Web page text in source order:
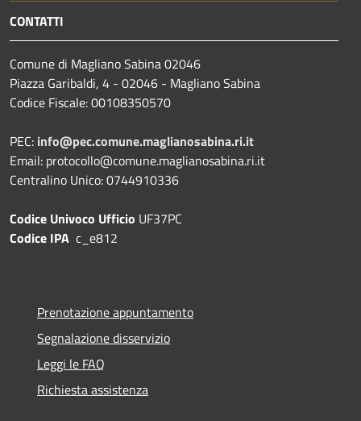
CONTATTI
Comune di Magliano Sabina 02046
Piazza Garibaldi, 4 - 02046 - Magliano Sabina
Codice Fiscale: 00108350570
PEC: info@pec.comune.maglianosabina.ri.it
Email: protocollo@comune.maglianosabina.ri.it
Centralino Unico: 0744910336
Codice Univoco Ufficio UF37PC
Codice IPA c_e812
Prenotazione appuntamento
Segnalazione disservizio
Leggi le FAQ
Richiesta assistenza